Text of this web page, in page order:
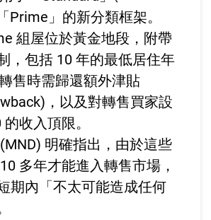
Prime」的新分類框架。
組屋位於黃金地段，附帶
，包括 10 年的最低居住年
售時需歸還額外津貼
，以及對轉售買家設
收入頂限。
明確指出，由於這些
多年才能進入轉售市場，
期內「不太可能造成任何